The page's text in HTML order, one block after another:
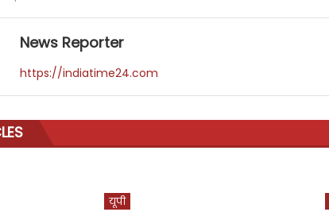
News Reporter
https://indiatime24.com
यूपी